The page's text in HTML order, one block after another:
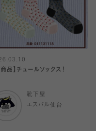
商品】チュールソックス！
靴下屋
エスパル仙台